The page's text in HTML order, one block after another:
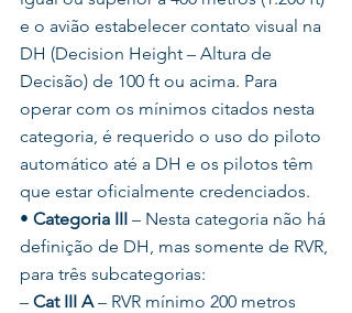
e o avião estabelecer contato visual na
DH (Decision Height – Altura de
Decisão) de 100 ft ou acima. Para
operar com os mínimos citados nesta
categoria, é requerido o uso do piloto
automático até a DH e os pilotos têm
que estar oficialmente credenciados.
• Categoria III – Nesta categoria não há
definição de DH, mas somente de RVR,
para três subcategorias:
– Cat III A – RVR mínimo 200 metros